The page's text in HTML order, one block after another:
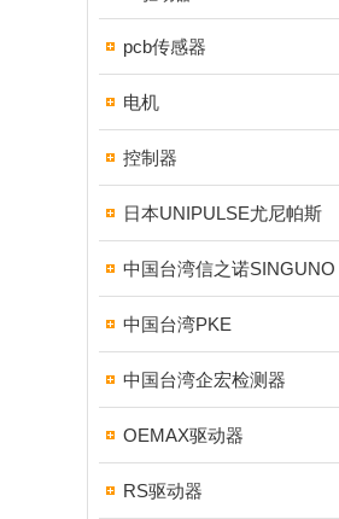
pcb传感器
电机
控制器
日本UNIPULSE尤尼帕斯
中国台湾信之诺SINGUNO
中国台湾PKE
中国台湾企宏检测器
OEMAX驱动器
RS驱动器